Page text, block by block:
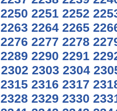
2250 2251 2252
2263 2264 2265
2276 2277 2278
2289 2290 2291
2302 2303 2304
2315 2316 2317
2328 2329 2330